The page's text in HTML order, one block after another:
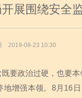
展围绕安全
2019-08-23 10:30
政治过硬，也要本
增强本领。8月16